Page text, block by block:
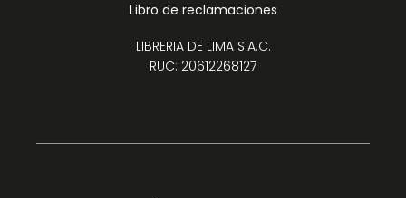
Libro de reclamaciones
LIBRERIA DE LIMA S.A.C.
RUC: 20612268127